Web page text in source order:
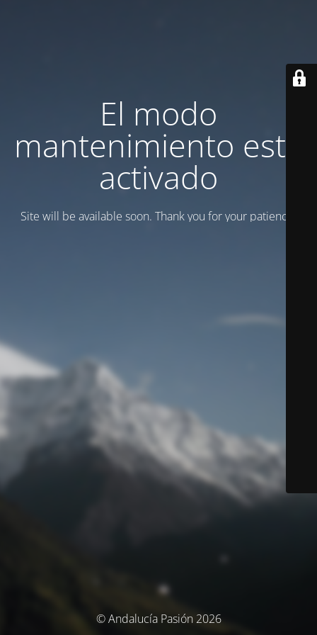
El modo
mantenimiento está
activado
Site will be available soon. Thank you for your patience!
© Andalucía Pasión 2026